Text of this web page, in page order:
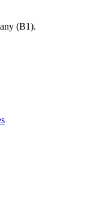
(B1).